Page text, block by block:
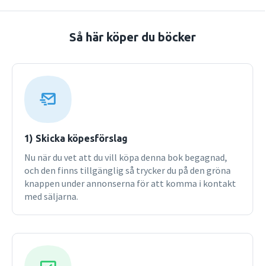
Så här köper du böcker
1) Skicka köpesförslag
Nu när du vet att du vill köpa denna bok begagnad,
och den finns tillgänglig så trycker du på den gröna
knappen under annonserna för att komma i kontakt
med säljarna.